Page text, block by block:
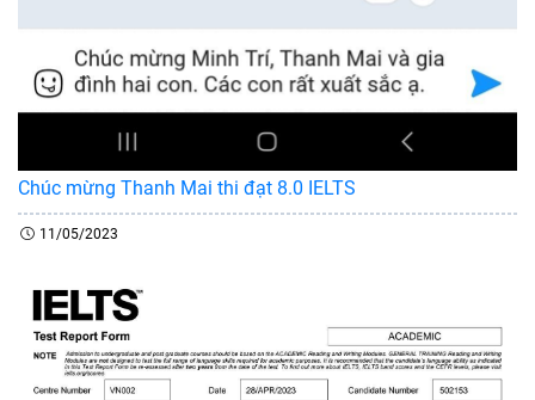
Chúc mừng Thanh Mai thi đạt 8.0 IELTS
11/05/2023